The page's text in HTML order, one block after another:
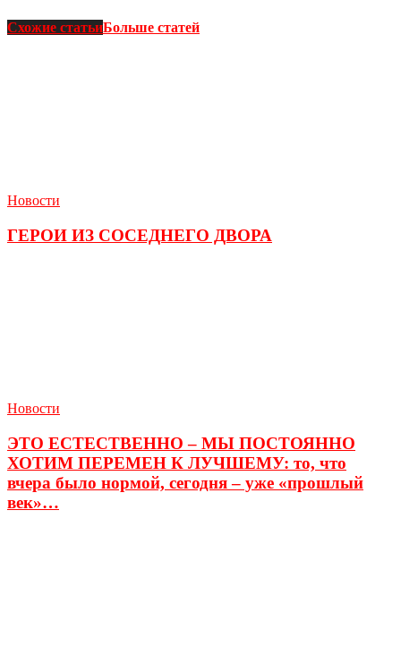
Схожие статьиБольше статей
Новости
ГЕРОИ ИЗ СОСЕДНЕГО ДВОРА
Новости
ЭТО ЕСТЕСТВЕННО – МЫ ПОСТОЯННО
ХОТИМ ПЕРЕМЕН К ЛУЧШЕМУ: то, что
вчера было нормой, сегодня – уже «прошлый
век»…